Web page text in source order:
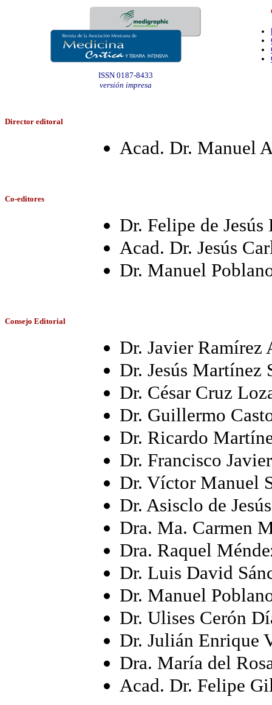
ISSN 0187-8433
versión impresa
Director editoral
Acad. Dr. Manuel
Co-editores
Dr. Felipe de Jesús
Acad. Dr. Jesús
Dr. Manuel
Consejo Editorial
Dr. Javier Ramírez
Dr. Jesús Martínez
Dr. César Cruz
Dr. Guillermo
Dr. Ricardo
Dr. Francisco
Dr. Víctor Manuel
Dr. Asisclo de
Dra. Ma. Carmen
Dra. Raquel
Dr. Luis David
Dr. Manuel
Dr. Ulises Cerón
Dr. Julián Enrique
Dra. María del
Acad. Dr. Felipe